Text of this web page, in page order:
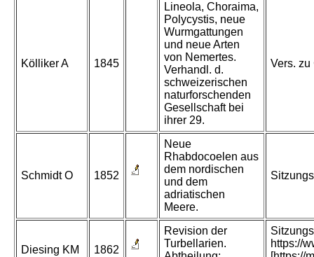
Kölliker A 1845
Lineola, Choraima,
Polycystis, neue
Wurmgattungen
und neue Arten
von Nemertes.
Verhandl. d.
schweizerischen
naturforschenden
Gesellschaft bei
ihrer 29.
Vers. zu
Schmidt O 1852
Neue
Rhabdocoelen aus
dem nordischen
und dem
adriatischen
Meere.
Diesing KM 1862
Revision der
Turbellarien.
https://